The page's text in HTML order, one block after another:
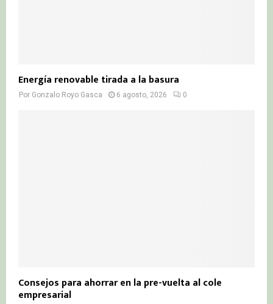
Energía renovable tirada a la basura
Por Gonzalo Royo Gasca 6 agosto, 2026 0
Consejos para ahorrar en la pre-vuelta al cole
empresarial